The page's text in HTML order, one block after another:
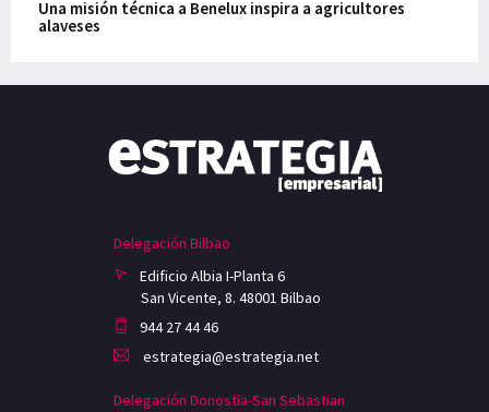
Una misión técnica a Benelux inspira a agricultores
alaveses
Delegación Bilbao
Edificio Albia I-Planta 6
San Vicente, 8. 48001 Bilbao
944 27 44 46
estrategia@estrategia.net
Delegación Donostia-San Sebastian